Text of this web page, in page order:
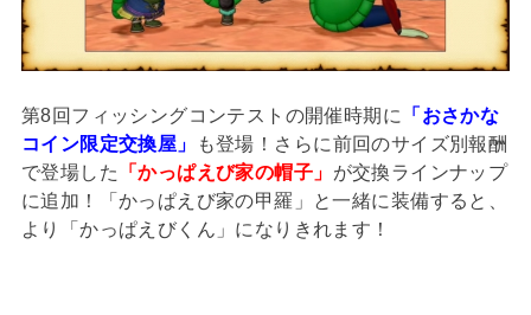
第8回フィッシングコンテストの開催時期に
「おさかな
コイン限定交換屋」
も登場！さらに前回のサイズ別報酬
で登場した
「かっぱえび家の帽子」 が交換ラインナップ
に追加！「かっぱえび家の甲羅」と一緒に装備すると、
より「かっぱえびくん」になりきれます！